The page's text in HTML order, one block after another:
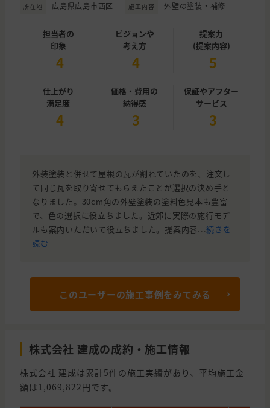
所在地 広島県広島市西区 施工内容 外壁の塗装・補修
担当者の
印象
4
ビジョンや
考え方
4
提案力
(提案内容)
5
仕上がり
満足度
4
価格・費用の
納得感
3
保証やアフター
サービス
3
外装塗装と併せて屋根の瓦が割れていたのを、注文し
て同じ瓦を取り寄せてもらえたことが選択の決め手と
なりました。30cm角の外壁塗装の塗料色見本も豊富
で、色の選択に役立ちました。近郊に実際の施行モデ
ルも案内いただいて役立ちました。提案内容...続きを
読む
このユーザーの施工事例をみてみる
株式会社 建成の成約・施工情報
株式会社 建成は累計5件の施工実績があり、平均施工金
額は1,069,822円です。